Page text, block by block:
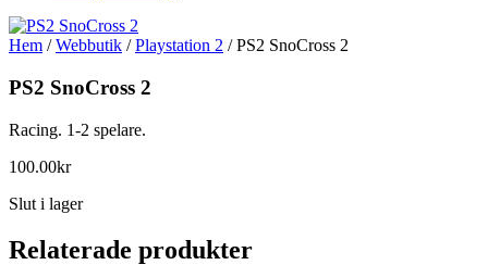
Hem /Webbutik /Playstation 2 / PS2 SnoCross 2
PS2 SnoCross 2
Racing. 1-2 spelare.
100.00kr
Slut i lager
Relaterade produkter